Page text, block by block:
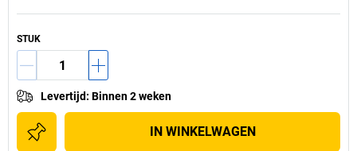
STUK
Levertijd: Binnen 2 weken
IN WINKELWAGEN